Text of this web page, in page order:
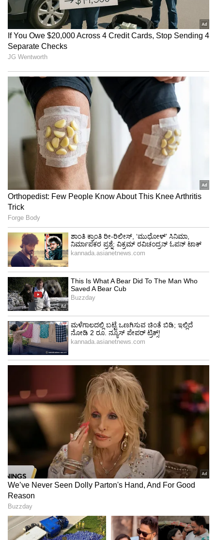
4
ಕಾನೂನು ಏನು ಹೇಳುತ್ತದೆ ಎಂದು ನಿಮಗೆ ತಿಳಿದಿದೆಯೇ?
ದೇಶದ ರಾಷ್ಟ್ರೀಯ ಚಿಹ್ನೆಗಳು, ಲಾಂಛನಗಳು ಅಥವಾ
ಹೆಸರುಗಳ ದುರುಪಯೋಗವನ್ನು ತಡೆಗಟ್ಟಲು ಚಿಹ್ನೆಗಳು ಮತ್ತು
ಹೆಸರುಗಳ ಅನುಚಿತ ಬಳಕೆ (ಅನುಚಿತ ಬಳಕೆ ತಡೆಗಟ್ಟುವಿಕೆ)
ಕಾಯ್ದೆ, 1950 ಅನ್ನು ಜಾರಿಗೆ ತರಲಾಗಿದೆ. ಪ್ರಧಾನಿ ಅಥವಾ
ರಾಷ್ಟ್ರಪತಿಗಳ (president) ಭಾವಚಿತ್ರವನ್ನು ಹಾಳು
ಮಾಡುವವರಿಗೆ ಶಿಕ್ಷೆ ವಿಧಿಸಲು ಅವಕಾಶವಿದೆ.
5
7
ಪ್ರಧಾನಿ ಅಥವಾ ರಾಷ್ಟ್ರಪತಿಗಳ ಫೋಟೋವನ್ನು
ತಿರುಚಿದರೆ ಏನು ಶಿಕ್ಷೆ ಇದೆ?
ಕಾನೂನಿನ ಪ್ರಕಾರ, ಭಾರತದ ರಾಷ್ಟ್ರಪತಿ ಅಥವಾ ಪ್ರಧಾನಿಯ
ಚಿತ್ರವನ್ನು ಯಾರಾದರೂ ತಿರುಚಿರುವುದು ಕಂಡುಬಂದರೆ 5 ಲಕ್ಷ
ರೂ.ಗಳವರೆಗೆ ದಂಡ ವಿಧಿಸಲಾಗುತ್ತದೆ. ಅಷ್ಟೇ ಅಲ್ಲ,
ಆರೋಪಿಗೆ 6 ತಿಂಗಳ ಜೈಲು ಶಿಕ್ಷೆ ವಿಧಿಸಬಹುದು.